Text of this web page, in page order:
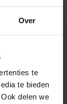
Over
te
te bieden
delen we